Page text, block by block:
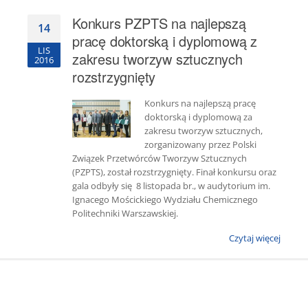
14
LIS
2016
Konkurs PZPTS na najlepszą
pracę doktorską i dyplomową z
zakresu tworzyw sztucznych
rozstrzygnięty
Konkurs na najlepszą pracę
doktorską i dyplomową za
zakresu tworzyw sztucznych,
zorganizowany przez Polski
Związek Przetwórców Tworzyw Sztucznych
(PZPTS), został rozstrzygnięty. Finał konkursu oraz
gala odbyły się 8 listopada br., w audytorium im.
Ignacego Mościckiego Wydziału Chemicznego
Politechniki Warszawskiej.
Czytaj więcej